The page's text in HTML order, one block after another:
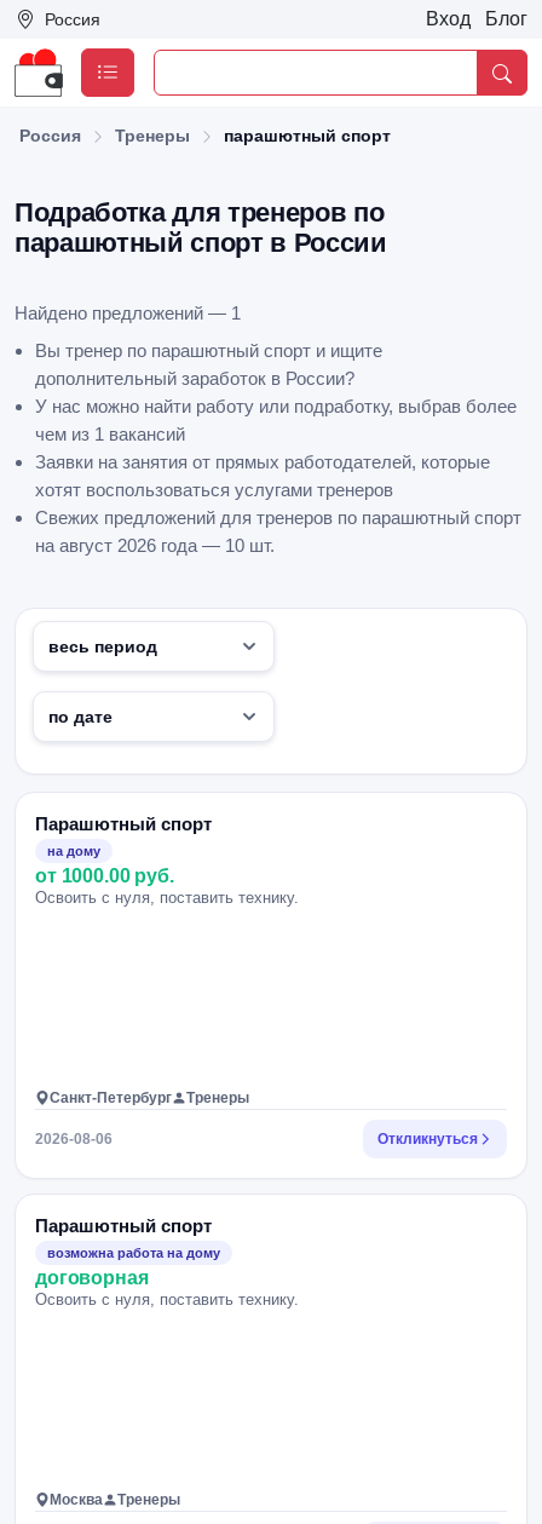
Россия Вход Блог
Россия Тренеры парашютный спорт
Подработка для тренеров по
парашютный спорт в России
Найдено предложений — 1
Вы тренер по парашютный спорт и ищите
дополнительный заработок в России?
У нас можно найти работу или подработку, выбрав более
чем из 1 вакансий
Заявки на занятия от прямых работодателей, которые
хотят воспользоваться услугами тренеров
Свежих предложений для тренеров по парашютный спорт
на август 2026 года — 10 шт.
Парашютный спорт
на дому
от 1000.00 руб.
Освоить с нуля, поставить технику.
Санкт-Петербург Тренеры
2026-08-06 Откликнуться
Парашютный спорт
возможна работа на дому
договорная
Освоить с нуля, поставить технику.
Москва Тренеры